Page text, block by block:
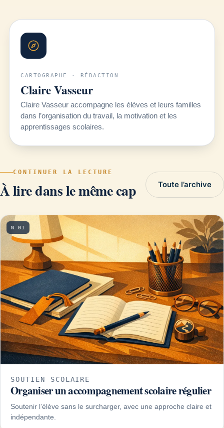
CARTOGRAPHE · RÉDACTION
Claire Vasseur
Claire Vasseur accompagne les élèves et leurs familles
dans l’organisation du travail, la motivation et les
apprentissages scolaires.
CONTINUER LA LECTURE
À lire dans le même cap Toute l’archive
N 01
SOUTIEN SCOLAIRE
Organiser un accompagnement scolaire régulier
Soutenir l’élève sans le surcharger, avec une approche claire et
indépendante.